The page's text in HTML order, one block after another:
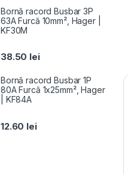
Bornă racord Busbar 3P
63A Furcă 10mm², Hager |
KF30M
38.50 lei
Bornă racord Busbar 1P
80A Furcă 1x25mm², Hager
| KF84A
12.60 lei